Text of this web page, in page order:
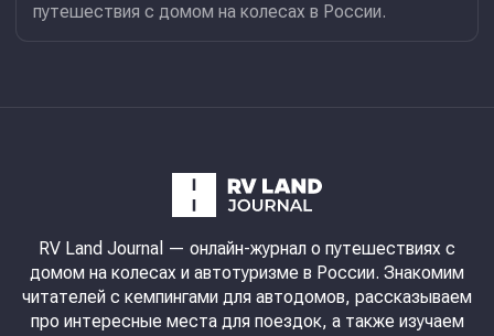
путешествия с домом на колесах в России.
RV Land Journal — онлайн-журнал о путешествиях с
домом на колесах и автотуризме в России. Знакомим
читателей с кемпингами для автодомов, рассказываем
про интересные места для поездок, а также изучаем